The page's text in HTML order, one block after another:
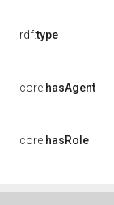
rdf:type
core:hasAgent
core:hasRole